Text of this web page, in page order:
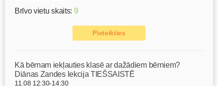
Brīvo vietu skaits: 9
Pieteikties
Kā bērnam iekļauties klasē ar dažādiem bērniem?
Diānas Zandes lekcija TIEŠSAISTĒ
11.08 12:30-14:30